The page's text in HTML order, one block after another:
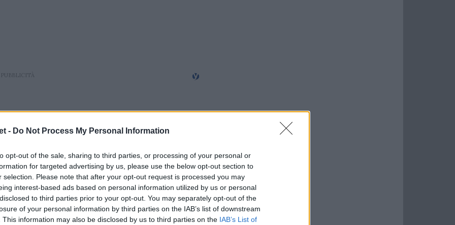
- Do Not Process My Personal Information
opt-out of the sale, sharing to third parties, or processing of your personal or
for targeted advertising by us, please use the below opt-out section to
selection. Please note that after your opt-out request is processed you may
interest-based ads based on personal information utilized by us or personal
to third parties prior to your opt-out. You may separately opt-out of the
of your personal information by third parties on the IAB’s list of downstream
This information may also be disclosed by us to third parties on the IAB’s List of